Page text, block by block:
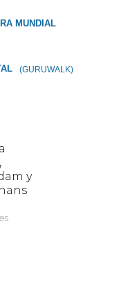
MUNDIAL
(GURUWALK)